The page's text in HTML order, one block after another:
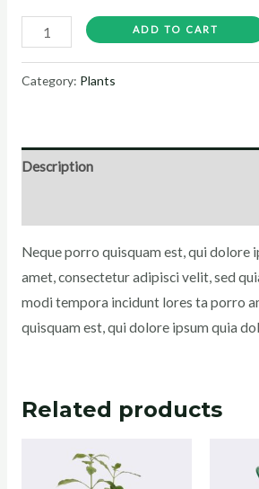
ADD TO CART
Category: Plants
Description
Neque porro quisquam est, qui dolore
amet, consectetur adipisci velit, sed
modi tempora incidunt lores ta porro
quisquam est, qui dolore ipsum quia
Related products